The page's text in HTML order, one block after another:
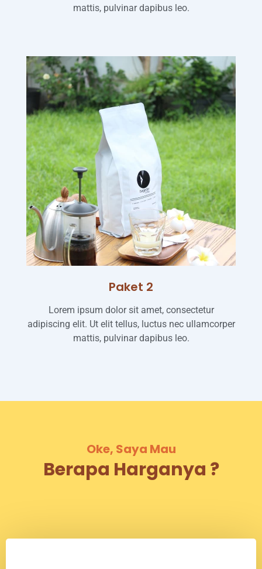
mattis, pulvinar dapibus leo.
Paket 2
Lorem ipsum dolor sit amet, consectetur
adipiscing elit. Ut elit tellus, luctus nec ullamcorper
mattis, pulvinar dapibus leo.
Oke, Saya Mau
Berapa Harganya ?